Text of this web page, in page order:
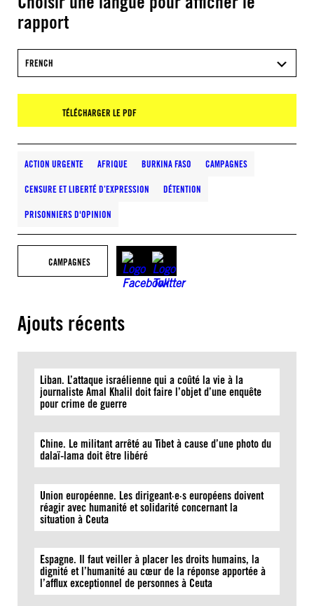
rapport
FRENCH
TÉLÉCHARGER LE PDF
ACTION URGENTE AFRIQUE BURKINA FASO CAMPAGNES
CENSURE ET LIBERTÉ D’EXPRESSION DÉTENTION
PRISONNIERS D'OPINION
CAMPAGNES
Ajouts récents
Liban. L’attaque israélienne qui a coûté la vie à la
journaliste Amal Khalil doit faire l’objet d’une enquête
pour crime de guerre
Chine. Le militant arrêté au Tibet à cause d’une photo du
dalaï-lama doit être libéré
Union européenne. Les dirigeant·e·s européens doivent
réagir avec humanité et solidarité concernant la
situation à Ceuta
Espagne. Il faut veiller à placer les droits humains, la
dignité et l’humanité au cœur de la réponse apportée à
l’afflux exceptionnel de personnes à Ceuta